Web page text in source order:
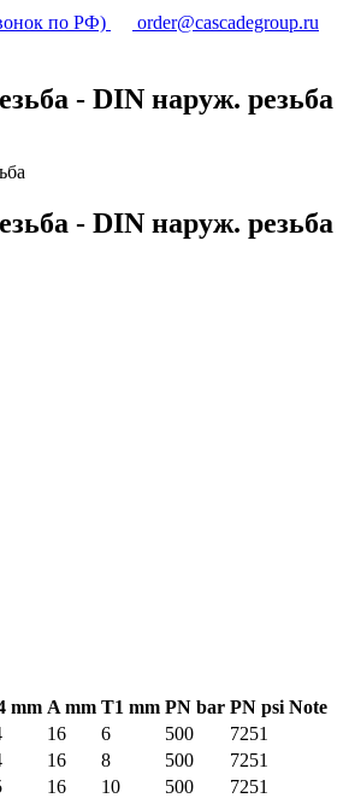
по РФ) order@cascadegroup.ru
- DIN наруж. резьба
- DIN наруж. резьба
mm A mm T1 mm PN bar PN psi Note
16 6 500
7251
16 8 500
7251
16 10 500
7251